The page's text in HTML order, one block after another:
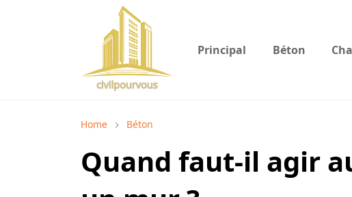
Principal Béton
Home Béton
Quand faut-il agir